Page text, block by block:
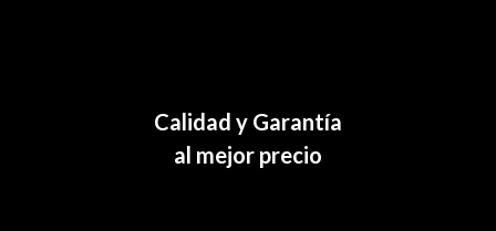
Calidad y Garantía
al mejor precio